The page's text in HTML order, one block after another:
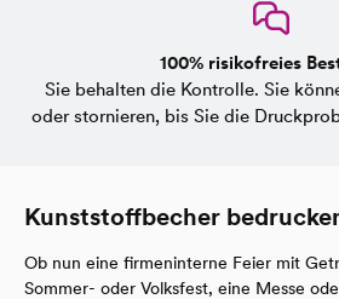
100% risikofreies
Sie behalten die Kontrolle. Sie
oder stornieren, bis Sie die
Kunststoffbecher
Ob nun eine firmeninterne Feier mit
Sommer- oder Volksfest, eine Messe